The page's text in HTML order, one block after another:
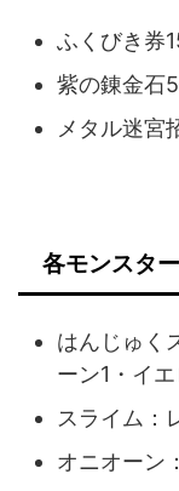
ふくびき券
紫の錬金石
メタル迷宮
各モンスタ
はんじゅく
ーン1・イ
スライム：
オニオーン